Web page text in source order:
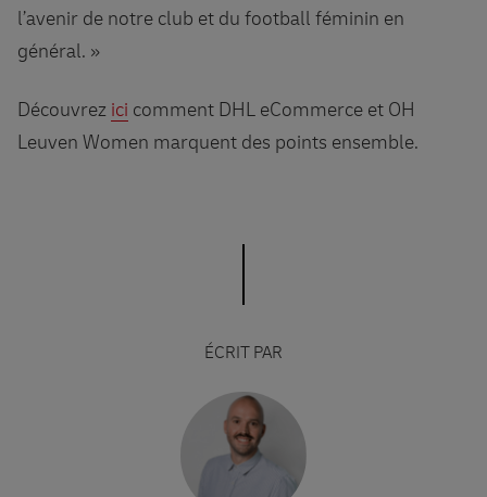
l’avenir de notre club et du football féminin en
général. »
Découvrez ici comment DHL eCommerce et OH
Leuven Women marquent des points ensemble.
ÉCRIT PAR